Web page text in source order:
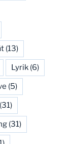
(13)
Lyrik (6)
(5)
(31)
(31)